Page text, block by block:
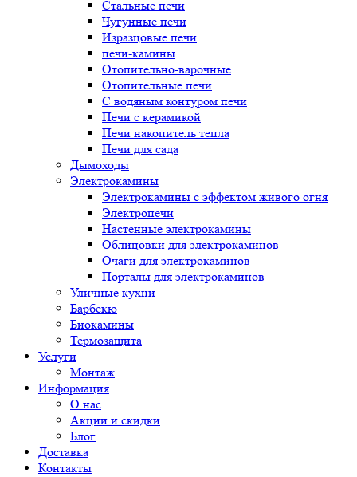
Стальные печи
Чугунные печи
Изразцовые печи
печи-камины
Отопительно-варочные
Отопительные печи
С водяным контуром печи
Печи с керамикой
Печи накопитель тепла
Печи для сада
Дымоходы
Электрокамины
Электрокамины с эффектом живого огня
Электропечи
Настенные электрокамины
Облицовки для электрокаминов
Очаги для электрокаминов
Порталы для электрокаминов
Уличные кухни
Барбекю
Биокамины
Термозащита
Услуги
Монтаж
Информация
О нас
Акции и скидки
Блог
Доставка
Контакты